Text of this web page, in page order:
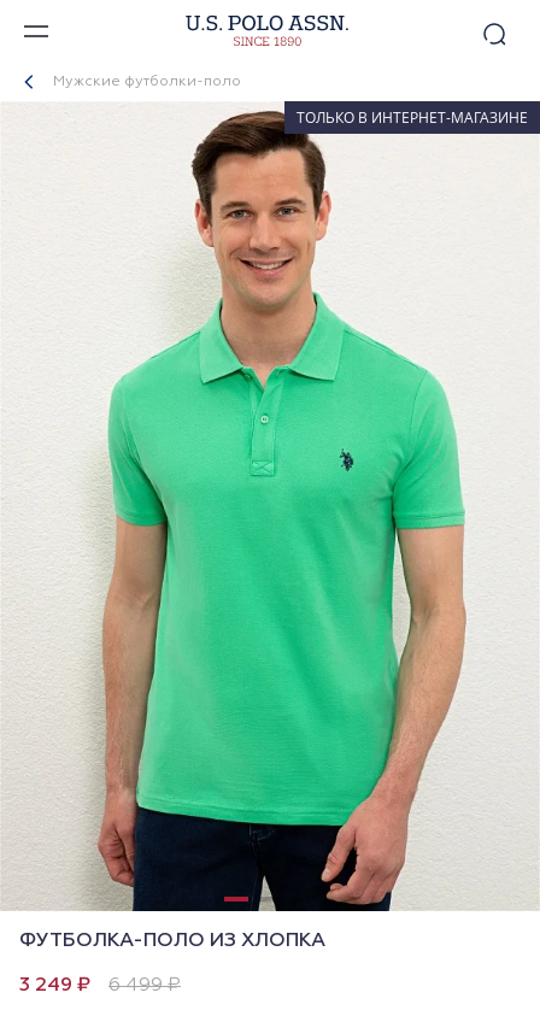
Мужские футболки-поло
ТОЛЬКО В ИНТЕРНЕТ-МАГАЗИНЕ
ФУТБОЛКА-ПОЛО ИЗ ХЛОПКА
3 249 ₽ 6 499 ₽